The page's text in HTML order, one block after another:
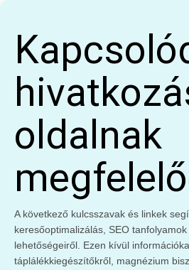
oldalnak
A következő kulcsszavak és linkek
keresőoptimalizálás, SEO
lehetőségeiről. Ezen kívül
táplálékkiegészítőkről, magnézium